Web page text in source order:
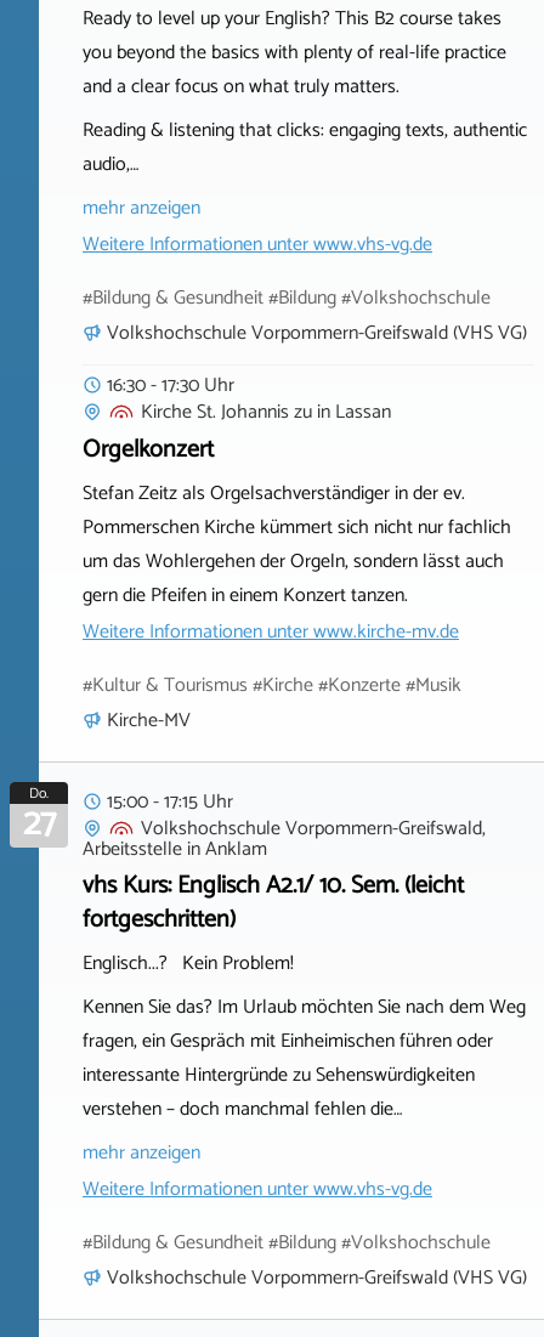
Ready to level up your English? This B2 course takes
you beyond the basics with plenty of real-life practice
and a clear focus on what truly matters.
Reading & listening that clicks: engaging texts, authentic
audio,…
mehr anzeigen
Weitere Informationen unterwww.vhs-vg.de
#Bildung & Gesundheit #Bildung #Volkshochschule
Volkshochschule Vorpommern-Greifswald (VHS VG)
16:30 - 17:30 Uhr
Kirche St. Johannis zuinLassan
Orgelkonzert
Stefan Zeitz als Orgelsachverständiger in der ev.
Pommerschen Kirche kümmert sich nicht nur fachlich
um das Wohlergehen der Orgeln, sondern lässt auch
gern die Pfeifen in einem Konzert tanzen.
Weitere Informationen unterwww.kirche-mv.de
#Kultur & Tourismus #Kirche #Konzerte #Musik
Kirche-MV
Do.
27
15:00 - 17:15 Uhr
Volkshochschule Vorpommern-Greifswald,
ArbeitsstelleinAnklam
vhs Kurs: Englisch A2.1/ 10. Sem. (leicht
fortgeschritten)
Englisch...? Kein Problem!
Kennen Sie das? Im Urlaub möchten Sie nach dem Weg
fragen, ein Gespräch mit Einheimischen führen oder
interessante Hintergründe zu Sehenswürdigkeiten
verstehen – doch manchmal fehlen die…
mehr anzeigen
Weitere Informationen unterwww.vhs-vg.de
#Bildung & Gesundheit #Bildung #Volkshochschule
Volkshochschule Vorpommern-Greifswald (VHS VG)